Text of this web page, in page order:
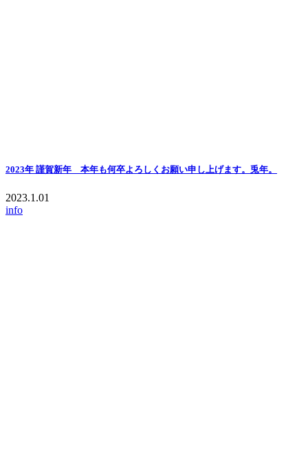
2023年 謹賀新年 本年も何卒よろしくお願い申し上げます。兎年。
2023.1.01
info